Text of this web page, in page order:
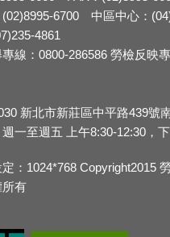
(02)8995-6700 中區中心：
4861
線：0800-286586 勞檢反映
新北市新莊區中平路439號
一至週五 上午8:30-12:30，
：1024*768 Copyright2015
有